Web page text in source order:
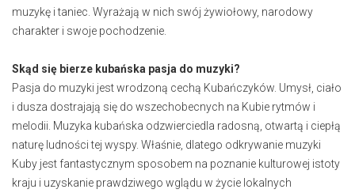
muzykę i taniec. Wyrażają w nich swój żywiołowy, narodowy
charakter i swoje pochodzenie.
Skąd się bierze kubańska pasja do muzyki?
Pasja do muzyki jest wrodzoną cechą Kubańczyków. Umysł, ciało
i dusza dostrajają się do wszechobecnych na Kubie rytmów i
melodii. Muzyka kubańska odzwierciedla radosną, otwartą i ciepłą
naturę ludności tej wyspy. Właśnie, dlatego odkrywanie muzyki
Kuby jest fantastycznym sposobem na poznanie kulturowej istoty
kraju i uzyskanie prawdziwego wglądu w życie lokalnych